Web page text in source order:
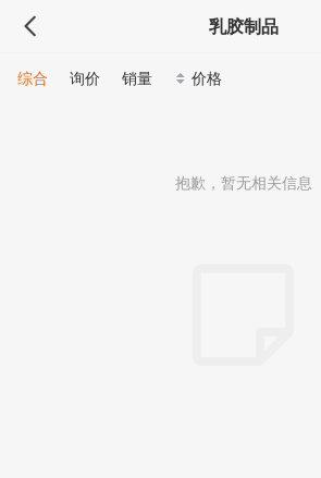
乳胶制品
综合 询价 销量 价格
抱歉，暂无相关信息